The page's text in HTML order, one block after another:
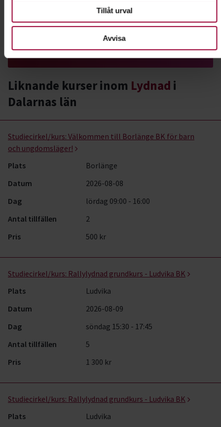
Tillåt urval
Avvisa
du att tävla? Prova rallylydnad!
Läs mer om ämnet
Liknande kurser inom Lydnad i
Dalarnas län
Studiecirkel/kurs: Välkommen till Borlänge BK för barn
och ungdomsläger!
Plats
Borlänge
Datum
2026-08-08
Dag
lördag 09:00 - 16:00
Antal tillfällen
2
Pris
500 kr
Studiecirkel/kurs: Rallylydnad grundkurs - Ludvika BK
Plats
Ludvika
Datum
2026-08-09
Dag
söndag 15:30 - 17:45
Antal tillfällen
5
Pris
1 300 kr
Studiecirkel/kurs: Rallylydnad grundkurs - Ludvika BK
Plats
Ludvika